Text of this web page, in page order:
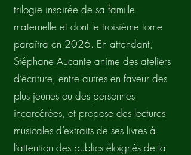
trilogie inspirée de sa famille
maternelle et dont le troisième tome
paraîtra en 2026. En attendant,
Stéphane Aucante anime des ateliers
d’écriture, entre autres en faveur des
plus jeunes ou des personnes
incarcérées, et propose des lectures
musicales d’extraits de ses livres à
l’attention des publics éloignés de la